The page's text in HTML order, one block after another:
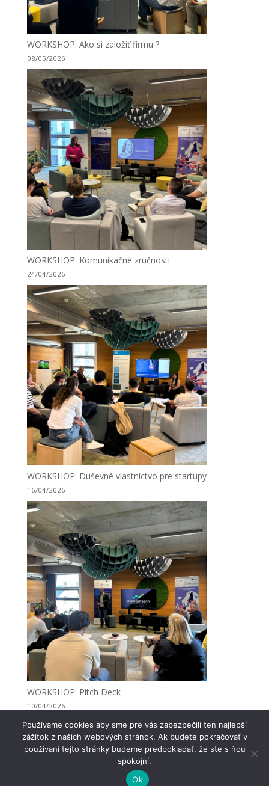
WORKSHOP: Ako si založiť firmu ?
08/05/2026
WORKSHOP: Komunikačné zručnosti
24/04/2026
WORKSHOP: Duševné vlastníctvo pre startupy
16/04/2026
WORKSHOP: Pitch Deck
10/04/2026
© Univerzitný vedecký park TECHNICOM 2022
Používame cookies aby sme pre vás zabezpečili ten najlepší
zážitok z našich webových stránok. Ak budete pokračovať v
používaní tejto stránky budeme predpokladať, že ste s ňou
spokojní.
Ok